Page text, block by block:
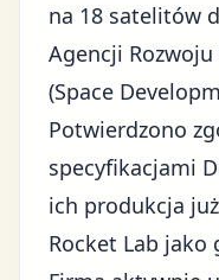
na 18 satelitów
Agencji
(Space
Potwierdzono
specyfikacjami
ich produkcja
Rocket Lab jako